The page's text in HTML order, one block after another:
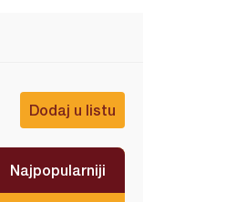
Dodaj u listu
Najpopularniji